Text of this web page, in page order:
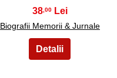
38,00
Biografii Memorii & Jurnale